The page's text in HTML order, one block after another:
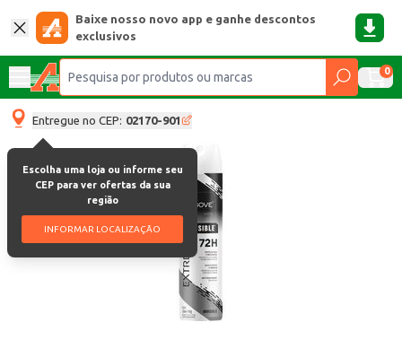
Baixe nosso novo app e ganhe descontos
exclusivos
0
Entregue no CEP: 02170-901
Escolha uma loja ou informe seu
CEP para ver ofertas da sua
região
INFORMAR LOCALIZAÇÃO